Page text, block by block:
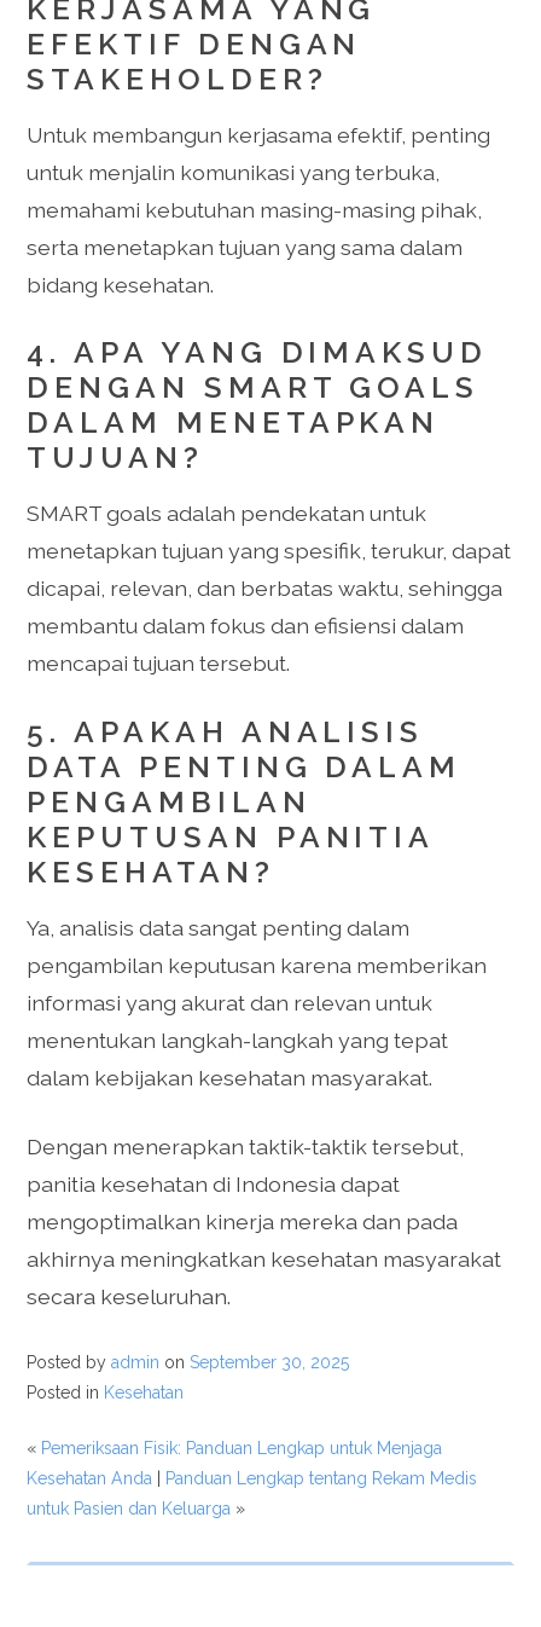
KERJASAMA YANG
EFEKTIF DENGAN
STAKEHOLDER?
Untuk membangun kerjasama efektif, penting
untuk menjalin komunikasi yang terbuka,
memahami kebutuhan masing-masing pihak,
serta menetapkan tujuan yang sama dalam
bidang kesehatan.
4. APA YANG DIMAKSUD
DENGAN SMART GOALS
DALAM MENETAPKAN
TUJUAN?
SMART goals adalah pendekatan untuk
menetapkan tujuan yang spesifik, terukur, dapat
dicapai, relevan, dan berbatas waktu, sehingga
membantu dalam fokus dan efisiensi dalam
mencapai tujuan tersebut.
5. APAKAH ANALISIS
DATA PENTING DALAM
PENGAMBILAN
KEPUTUSAN PANITIA
KESEHATAN?
Ya, analisis data sangat penting dalam
pengambilan keputusan karena memberikan
informasi yang akurat dan relevan untuk
menentukan langkah-langkah yang tepat
dalam kebijakan kesehatan masyarakat.
Dengan menerapkan taktik-taktik tersebut,
panitia kesehatan di Indonesia dapat
mengoptimalkan kinerja mereka dan pada
akhirnya meningkatkan kesehatan masyarakat
secara keseluruhan.
Posted byadmin onSeptember 30, 2025
Posted in Kesehatan
« Pemeriksaan Fisik: Panduan Lengkap untuk Menjaga
Kesehatan Anda
Panduan Lengkap tentang Rekam Medis
untuk Pasien dan Keluarga »